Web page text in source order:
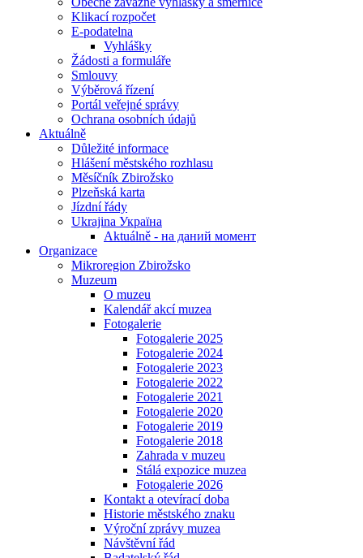
Klikací rozpočet
E-podatelna
Vyhlášky
Žádosti a formuláře
Smlouvy
Výběrová řízení
Portál veřejné správy
Ochrana osobních údajů
Aktuálně
Důležité informace
Hlášení městského rozhlasu
Měsíčník Zbirožsko
Plzeňská karta
Jízdní řády
Ukrajina Україна
Aktuálně - на даний момент
Organizace
Mikroregion Zbirožsko
Muzeum
O muzeu
Kalendář akcí muzea
Fotogalerie
Fotogalerie 2025
Fotogalerie 2024
Fotogalerie 2023
Fotogalerie 2022
Fotogalerie 2021
Fotogalerie 2020
Fotogalerie 2019
Fotogalerie 2018
Zahrada v muzeu
Stálá expozice muzea
Fotogalerie 2026
Kontakt a otevírací doba
Historie městského znaku
Výroční zprávy muzea
Návštěvní řád